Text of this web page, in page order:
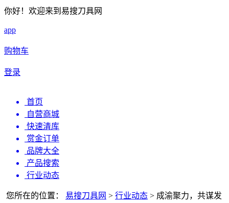
你好！欢迎来到易搜刀具网
app
购物车
登录
首页
自营商城
快速清库
赏金订单
品牌大全
产品搜索
行业动态
您所在的位置： 易搜刀具网 > 行业动态 > 成渝聚力，共谋发